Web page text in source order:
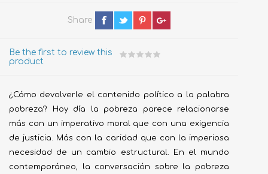
Share
Be the first to review this
product
¿Cómo devolverle el contenido político a la palabra
pobreza? Hoy día la pobreza parece relacionarse
más con un imperativo moral que con una exigencia
de justicia. Más con la caridad que con la imperiosa
necesidad de un cambio estructural. En el mundo
contemporáneo, la conversación sobre la pobreza